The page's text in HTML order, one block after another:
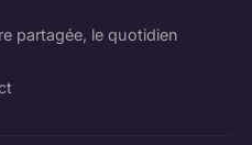
partagée, le quotidien